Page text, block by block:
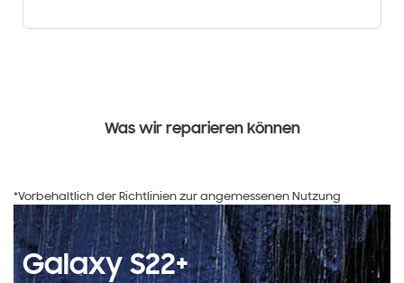
Was wir reparieren können
*Vorbehaltlich der Richtlinien zur angemessenen Nutzung
Galaxy S22+